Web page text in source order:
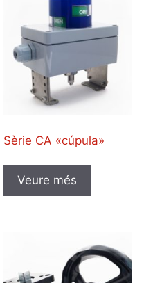
Sèrie CA «cúpula»
Veure més